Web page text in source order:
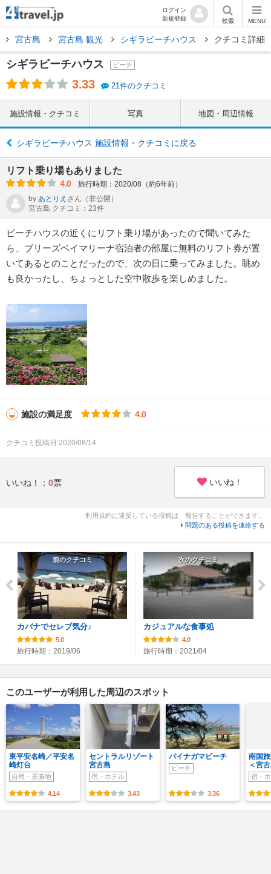
ログイン
新規登録
検索 MENU
宮古島 宮古島 観光 シギラビーチハウス クチコミ詳細
シギラビーチハウス ビーチ
3.33 21件のクチコミ
施設情報・クチコミ 写真 地図・周辺情報
シギラビーチハウス 施設情報・クチコミに戻る
リフト乗り場もありました
4.0
旅行時期：2020/08（約6年前）
by あとりえ さん （非公開）
宮古島 クチコミ：23件
ビーチハウスの近くにリフト乗り場があったので聞いてみた
ら、ブリーズベイマリーナ宿泊者の部屋に無料のリフト券が置
いてあるとのことだったので、次の日に乗ってみました。眺め
も良かったし、ちょっとした空中散歩を楽しめました。
施設の満足度 4.0
クチコミ投稿日:2020/08/14
いいね！： 0票 いいね！
利用規約に違反している投稿は、報告することができます。
問題のある投稿を連絡する
前のクチコミ
カバナでセレブ気分♪
5.0
旅行時期：2019/06
次のクチコミ
カジュアルな食事処
4.0
旅行時期：2021/04
このユーザーが利用した周辺のスポット
東平安名崎／平安名
崎灯台
自然・景勝地
4.14
セントラルリゾート
宮古島
宿・ホテル
3.43
パイナガマビーチ
ビーチ
3.36
南国
＜宮
宿・